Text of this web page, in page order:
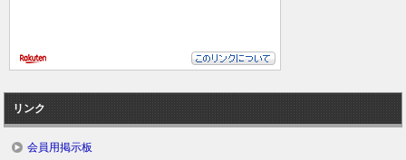
リンク
会員用掲示板